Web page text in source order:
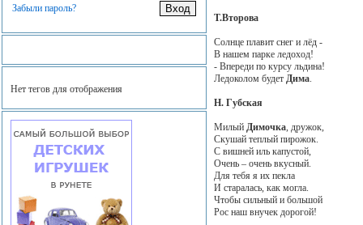
Забыли пароль?
Нет тегов для отображения
Т.Второва
Солнце плавит снег и лёд -
В нашем парке ледоход!
- Впереди по курсу льдина!
Ледоколом будет Дима.
Н. Губская
Милый Димочка, дружок,
Скушай теплый пирожок.
С вишней иль капустой,
Очень – очень вкусный.
Для тебя я их пекла
И старалась, как могла.
Чтобы сильный и большой
Рос наш внучек дорогой!